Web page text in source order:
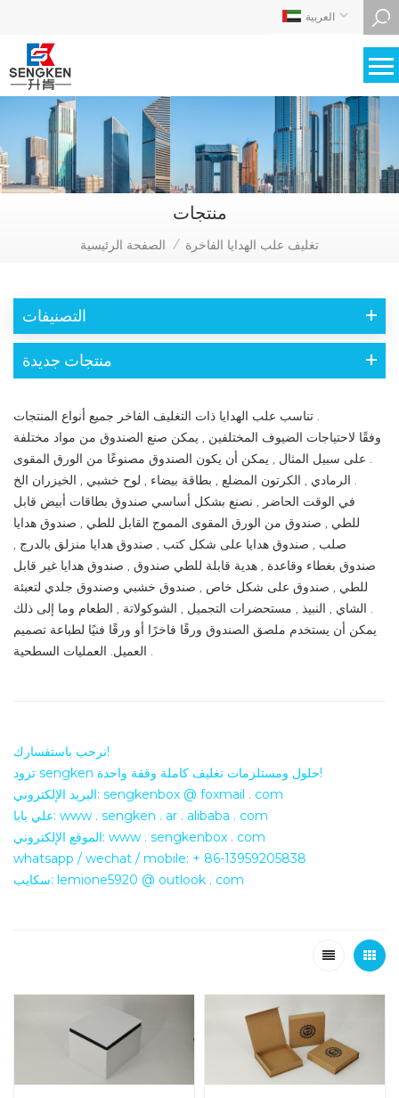
العربية
منتجات
الصفحة الرئيسية / تغليف علب الهدايا الفاخرة
التصنيفات
منتجات جديدة
وفقًا لاحتياجات الضيوف المختلفين , يمكن صنع الصندوق من مواد مختلفة
. على سبيل المثال , يمكن أن يكون الصندوق مصنوعًا من الورق المقوى
في الوقت الحاضر , نصنع بشكل أساسي صندوق بطاقات أبيض قابل
للطي , صندوق من الورق المقوى المموج القابل للطي , صندوق هدايا
صلب , صندوق هدايا على شكل كتب , صندوق هدايا منزلق بالدرج ,
صندوق بغطاء وقاعدة , هدية قابلة للطي صندوق , صندوق هدايا غير قابل
للطي , صندوق على شكل خاص , صندوق خشبي وصندوق جلدي لتعبئة
يمكن أن يستخدم ملصق الصندوق ورقًا فاخرًا أو ورقًا فنيًا لطباعة تصميم
نرحب باستفسارك!
تزود sengken حلول ومستلزمات تغليف كاملة وقفة واحدة!
البريد الإلكتروني: sengkenbox @ foxmail . com
علي بابا: www . sengken . ar . alibaba . com
الموقع الإلكتروني: www . sengkenbox . com
whatsapp / wechat / mobile: + 86-13959205838
سكايب: lemione5920 @ outlook . com